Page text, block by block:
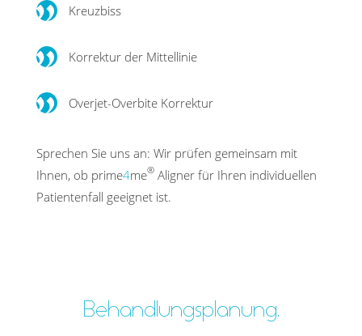
Kreuzbiss
Korrektur der Mittellinie
Overjet-Overbite Korrektur
Sprechen Sie uns an: Wir prüfen gemeinsam mit
Ihnen, ob prime4me® Aligner für Ihren indivi­duellen
Patienten­fall geeignet ist.
Behandlungsplanung.